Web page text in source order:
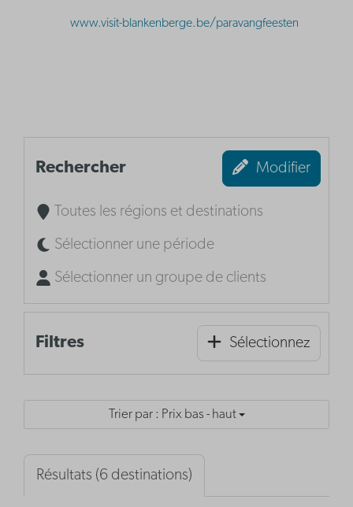
www.visit-blankenberge.be/paravangfeesten
Rechercher Modifier
Toutes les régions et destinations
Sélectionner une période
Sélectionner un groupe de clients
Filtres Sélectionnez
Trier par : Prix bas - haut
Résultats (6 destinations)